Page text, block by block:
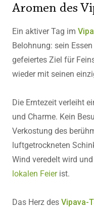
Aromen des
Ein aktiver Tag im
Belohnung: sein
gefeiertes Ziel für
wieder mit seinen
Die Erntezeit verleiht
und Charme. Kein
Verkostung des
luftgetrockneten
Wind veredelt wird
lokalen Feierist.
Das Herz des Vipava-